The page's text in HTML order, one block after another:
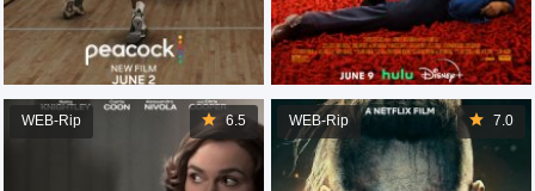
7.0
WEB-Rip
6.5
WEB-Rip